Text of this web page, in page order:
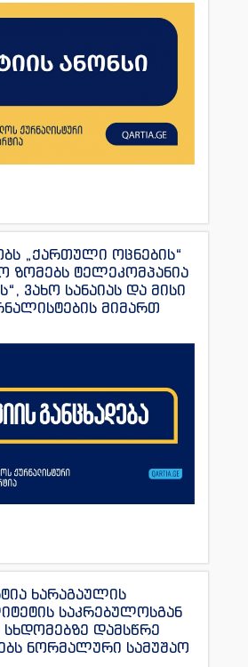
„ქართული ოცნების“
ზომებს ტელეკომპანია
ვახო სანაიას და მისი
მიმართ
ხარაგაულის
საკრებულოსგან
სხდომებზე დამსწრე
ნორმალური სამუშაო